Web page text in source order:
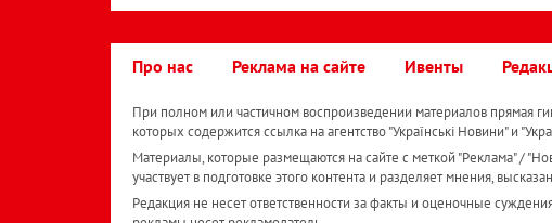
Про нас Реклама на сайте Ивенты
При полном или частичном воспроизведении материалов прямая
которых содержится ссылка на агентство "Українськi Новини" и
Материалы, которые размещаются на сайте с меткой "Реклама" /
участвует в подготовке этого контента и разделяет мнения,
Редакция не несет ответственности за факты и оценочные